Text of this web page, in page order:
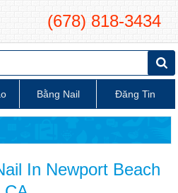
(678) 818-3434
Bằng Nail Đăng Tin
In Newport Beach